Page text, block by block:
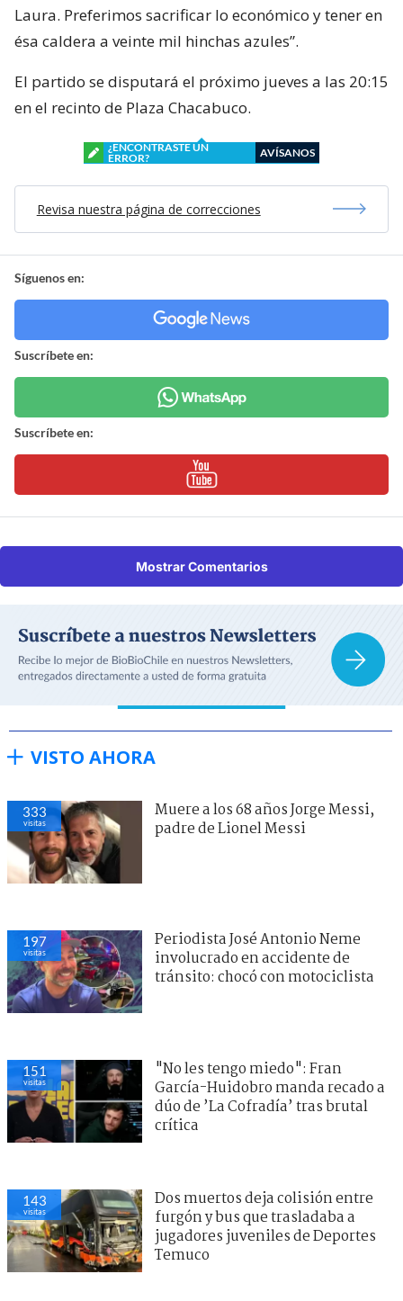
Laura. Preferimos sacrificar lo económico y tener en
ésa caldera a veinte mil hinchas azules”.
El partido se disputará el próximo jueves a las 20:15
en el recinto de Plaza Chacabuco.
¿ENCONTRASTE UN
ERROR?
AVÍSANOS
Revisa nuestra página de correcciones
Síguenos en:
Suscríbete en:
Suscríbete en:
Mostrar Comentarios
VISTO AHORA
333
visitas
Muere a los 68 años Jorge Messi,
padre de Lionel Messi
197
visitas
Periodista José Antonio Neme
involucrado en accidente de
tránsito: chocó con motociclista
151
visitas
"No les tengo miedo": Fran
García-Huidobro manda recado a
dúo de ’La Cofradía’ tras brutal
crítica
143
visitas
Dos muertos deja colisión entre
furgón y bus que trasladaba a
jugadores juveniles de Deportes
Temuco